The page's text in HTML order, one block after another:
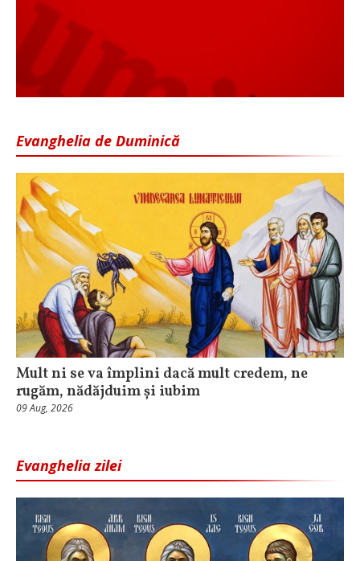
Evanghelia de Duminică
Mult ni se va împlini dacă mult credem, ne
rugăm, nădăjduim și iubim
09 Aug, 2026
Evanghelia zilei